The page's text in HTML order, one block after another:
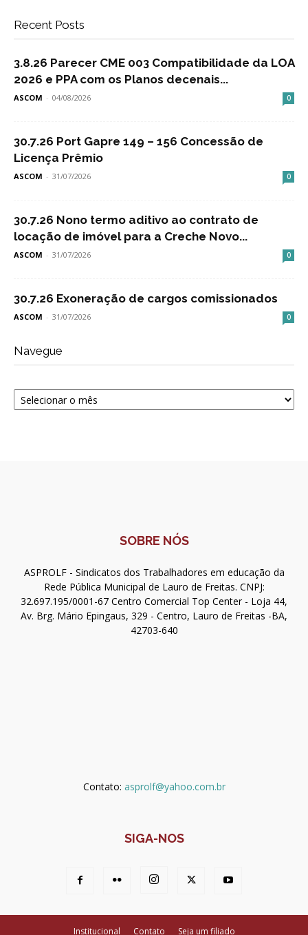
Recent Posts
3.8.26 Parecer CME 003 Compatibilidade da LOA
2026 e PPA com os Planos decenais...
ASCOM - 04/08/2026 0
30.7.26 Port Gapre 149 – 156 Concessão de
Licença Prêmio
ASCOM - 31/07/2026 0
30.7.26 Nono termo aditivo ao contrato de
locação de imóvel para a Creche Novo...
ASCOM - 31/07/2026 0
30.7.26 Exoneração de cargos comissionados
ASCOM - 31/07/2026 0
Navegue
Navegue
SOBRE NÓS
ASPROLF - Sindicatos dos Trabalhadores em educação da
Rede Pública Municipal de Lauro de Freitas. CNPJ:
32.697.195/0001-67 Centro Comercial Top Center - Loja 44,
Av. Brg. Mário Epingaus, 329 - Centro, Lauro de Freitas -BA,
42703-640
Contato: asprolf@yahoo.com.br
SIGA-NOS
Institucional Contato Seja um filiado